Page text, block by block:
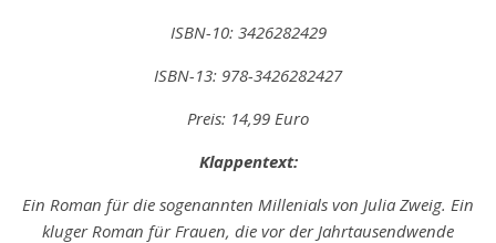
ISBN-10: 3426282429
ISBN-13: 978-3426282427
Preis: 14,99 Euro
Klappentext:
Ein Roman für die sogenannten Millenials von Julia Zweig. Ein
kluger Roman für Frauen, die vor der Jahrtausendwende